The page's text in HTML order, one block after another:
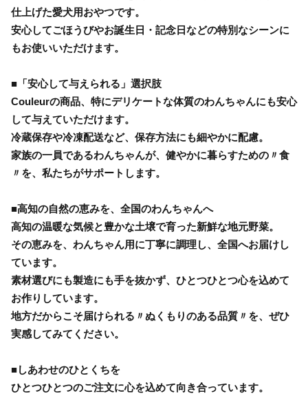
仕上げた愛犬用おやつです。
安心してごほうびやお誕生日・記念日などの特別なシーンに
もお使いいただけます。
■「安心して与えられる」選択肢
Couleurの商品、特にデリケートな体質のわんちゃんにも安心
して与えていただけます。
冷蔵保存や冷凍配送など、保存方法にも細やかに配慮。
家族の一員であるわんちゃんが、健やかに暮らすための〃食
〃を、私たちがサポートします。
■高知の自然の恵みを、全国のわんちゃんへ
高知の温暖な気候と豊かな土壌で育った新鮮な地元野菜。
その恵みを、わんちゃん用に丁寧に調理し、全国へお届けし
ています。
素材選びにも製造にも手を抜かず、ひとつひとつ心を込めて
お作りしています。
地方だからこそ届けられる〃ぬくもりのある品質〃を、ぜひ
実感してみてください。
■しあわせのひとくちを
ひとつひとつのご注文に心を込めて向き合っています。